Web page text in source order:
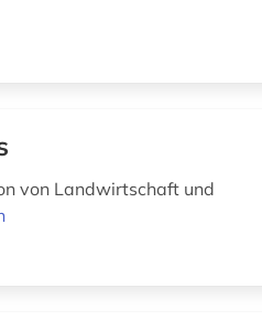
von Landwirtschaft und